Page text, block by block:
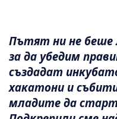
Пътят ни не беше
за да убедим
създадат
хакатони и
младите да